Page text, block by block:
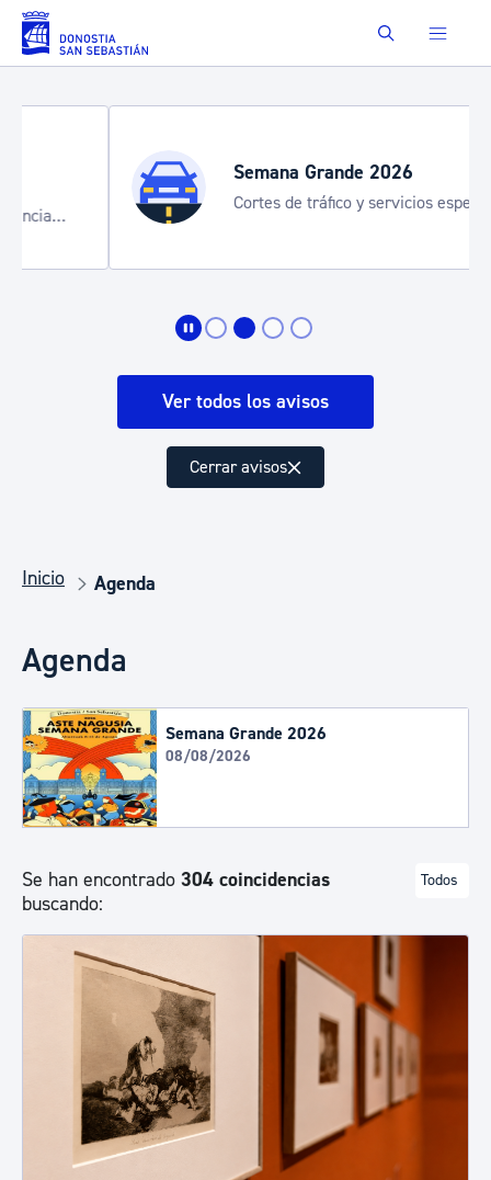
Saltar al contenido principal Buscar
Semana Grande 2026
Cortes de tráfico y servicios especiales
de transporte
Ver todos los avisos
Cerrar avisos
Inicio Agenda
Agenda
Semana Grande 2026
08/08/2026
Se han encontrado 304 coincidencias
buscando:
Todos